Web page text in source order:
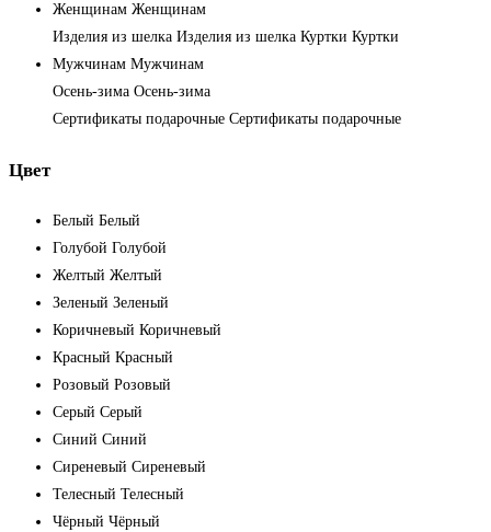
Женщинам Женщинам
Изделия из шелка Изделия из шелка Куртки Куртки
Мужчинам Мужчинам
Осень-зима Осень-зима
Сертификаты подарочные Сертификаты подарочные
Цвет
Белый Белый
Голубой Голубой
Желтый Желтый
Зеленый Зеленый
Коричневый Коричневый
Красный Красный
Розовый Розовый
Серый Серый
Синий Синий
Сиреневый Сиреневый
Телесный Телесный
Чёрный Чёрный